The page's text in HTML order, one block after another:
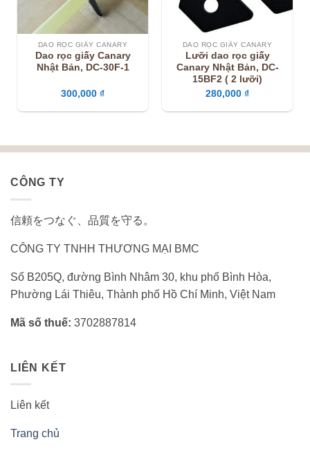
DAO RỌC GIẤY CANARY
Dao rọc giấy Canary
Nhật Bản, DC-30F-1
300,000 ₫
DAO RỌC GIẤY CANARY
Lưỡi dao rọc giấy
Canary Nhật Bản, DC-
15BF2 ( 2 lưỡi)
280,000 ₫
CÔNG TY
信頼をつなぐ、品質を守る。
CÔNG TY TNHH THƯƠNG MẠI BMC
Số B205Q, đường Bình Nhâm 30, khu phố Bình Hòa,
Phường Lái Thiêu, Thành phố Hồ Chí Minh, Việt Nam
Mã số thuế: 3702887814
LIÊN KẾT
Liên kết
Trang chủ